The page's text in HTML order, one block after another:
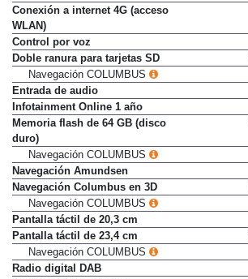
Conexión USB
Conexión a internet 4G (acceso
WLAN)
Control por voz
Doble ranura para tarjetas SD
Navegación COLUMBUS
Entrada de audio
Infotainment Online 1 año
Memoria flash de 64 GB (disco
duro)
Navegación COLUMBUS
Navegación Amundsen
Navegación Columbus en 3D
Navegación COLUMBUS
Pantalla táctil de 20,3 cm
Pantalla táctil de 23,4 cm
Navegación COLUMBUS